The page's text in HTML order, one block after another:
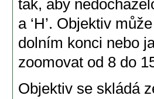
tak, aby
a ‘H’. Objektiv
dolním konci nebo
zoomovat od 8 do
Objektiv se skládá